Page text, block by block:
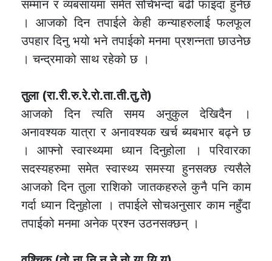
सम्मान र व्यबसायमा समेत सोचेभन्दा बढी फाइदा हुनेछ
। आजको दिन तपाईले केही कन्याहरुलाई फलफूल
उपहार दिनु भयो भने तपाईको मनमा प्रशन्नता छाउनेछ
। चन्द्रमाको साथ रहेको छ ।
तुला (रा.री.रु.रे.रो.ता.ती.तु.ते)
आजको दिन त्यति समय अनुकुल देखिदैन ।
अनावश्यक यात्रा र अनावश्यक खर्च ब्यबभार बढ्ने छ
। आफ्नो स्वास्थ्यमा ध्यान दिनुहोला । परिवारका
सदस्यहरुमा समेत स्वास्थ्य समस्या हुनसक्छ त्यसैले
आजको दिन तुला राशिको जातकहरुले कुनै पनि काम
गर्दा ध्यान दिनुहोला । तपाईले सोचअनुसार काम नहुँदा
तपाईको मनमा अनेक प्रश्न उठनसक्छन् ।